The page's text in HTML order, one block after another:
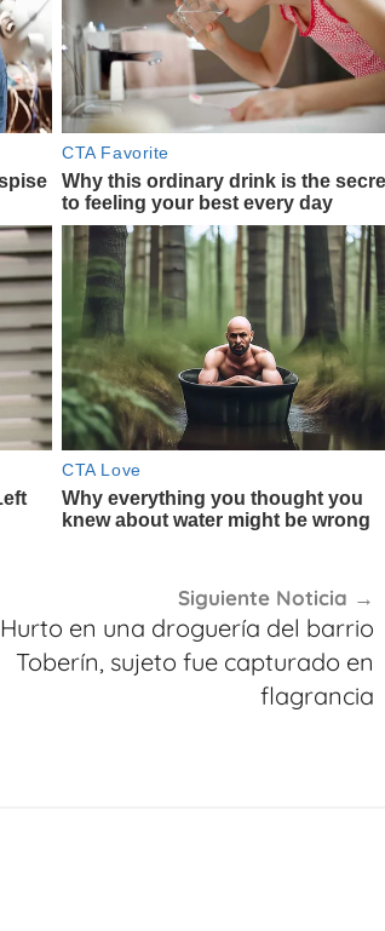
Siguiente Noticia
Hurto en una droguería del barrio
Toberín, sujeto fue capturado en
flagrancia